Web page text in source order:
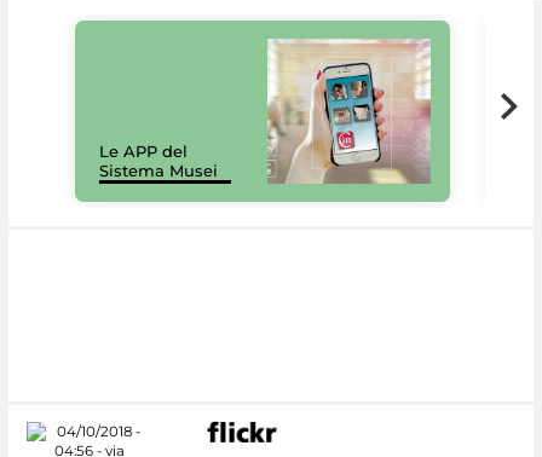
Le APP del
Sistema Musei